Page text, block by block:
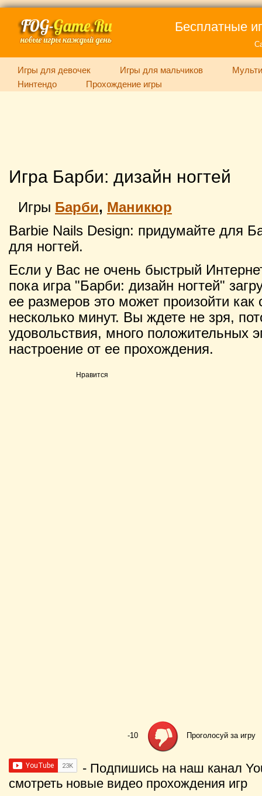
Бесплатные
Игры для девочек Игры для мальчиков
Нинтендо
Прохождение игры
Игра Барби: дизайн ногтей
Игры Барби, Маникюр
Barbie Nails Design: придумайте для
для ногтей.
Если у Вас не очень быстрый
пока игра "Барби: дизайн ногтей"
ее размеров это может произойти как
несколько минут. Вы ждете не зря,
удовольствия, много положительных
настроение от ее прохождения.
Нравится
-10 Проголосуй за игру
- Подпишись на наш канал
смотреть новые видео прохождения игр